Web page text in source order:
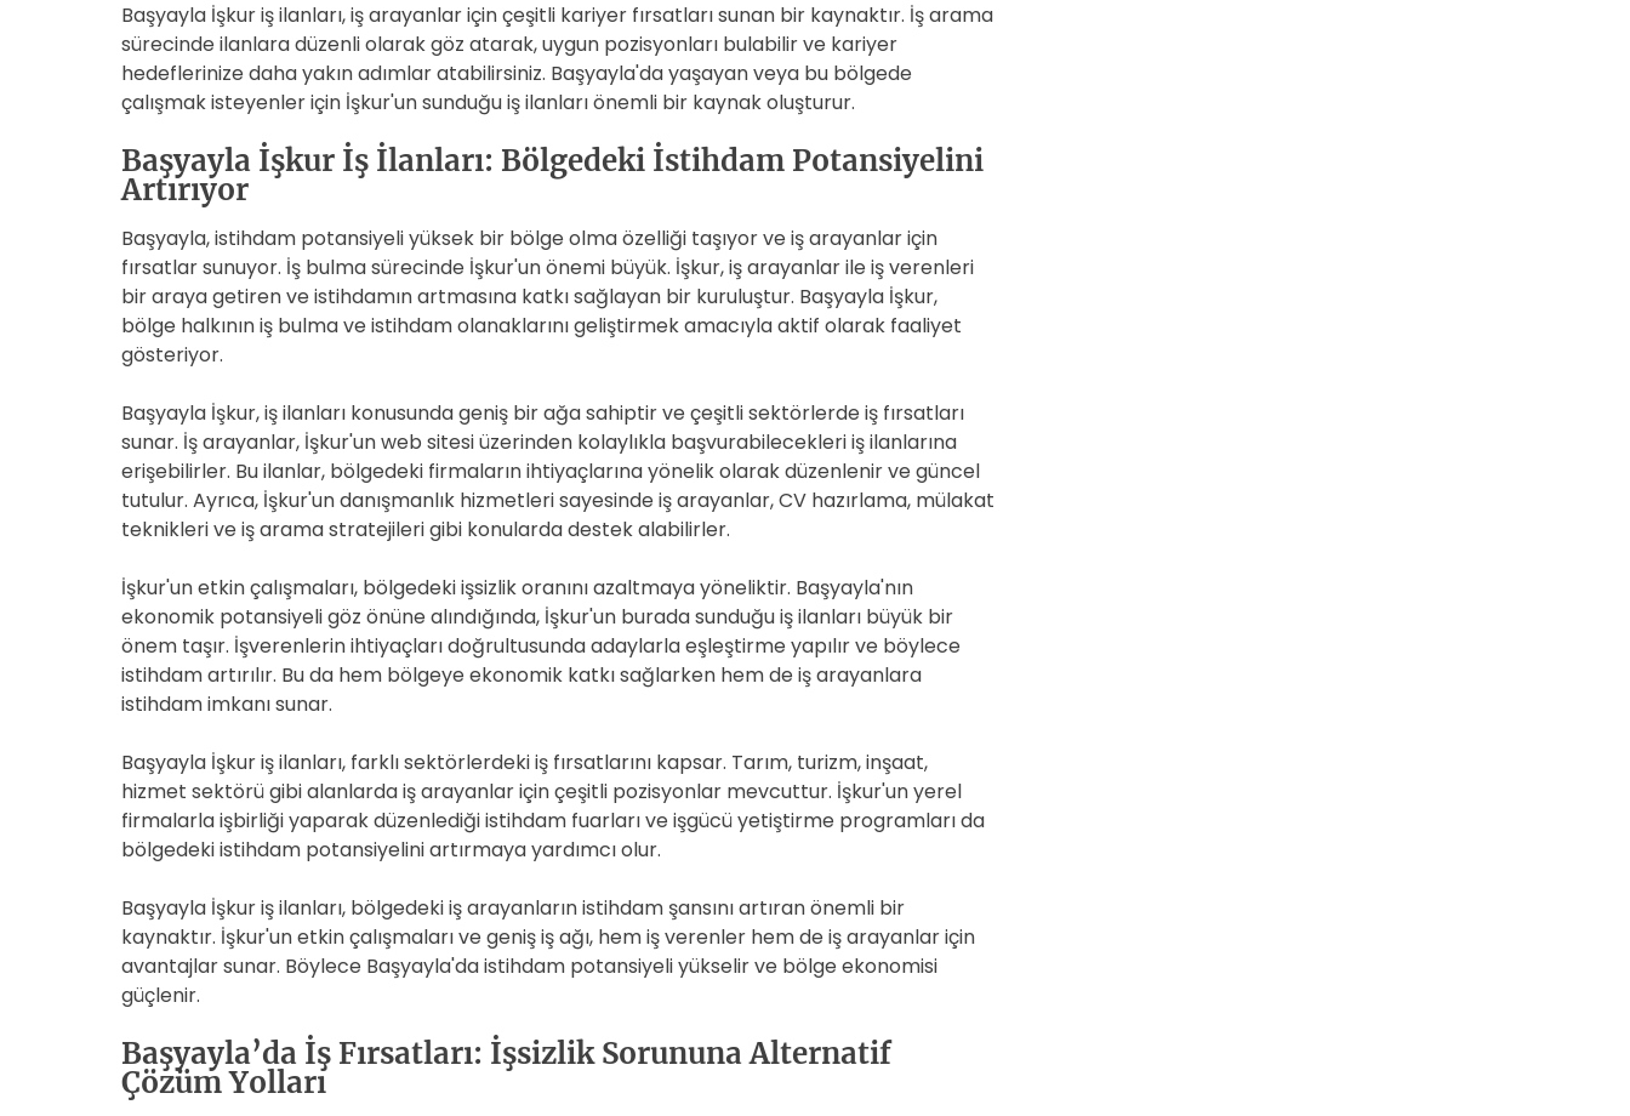
Başyayla İşkur iş ilanları, iş arayanlar için çeşitli kariyer fırsatları sunan bir kaynaktır. İş arama
sürecinde ilanlara düzenli olarak göz atarak, uygun pozisyonları bulabilir ve kariyer
hedeflerinize daha yakın adımlar atabilirsiniz. Başyayla'da yaşayan veya bu bölgede
çalışmak isteyenler için İşkur'un sunduğu iş ilanları önemli bir kaynak oluşturur.
Başyayla İşkur İş İlanları: Bölgedeki İstihdam Potansiyelini
Artırıyor
Başyayla, istihdam potansiyeli yüksek bir bölge olma özelliği taşıyor ve iş arayanlar için
fırsatlar sunuyor. İş bulma sürecinde İşkur'un önemi büyük. İşkur, iş arayanlar ile iş verenleri
bir araya getiren ve istihdamın artmasına katkı sağlayan bir kuruluştur. Başyayla İşkur,
bölge halkının iş bulma ve istihdam olanaklarını geliştirmek amacıyla aktif olarak faaliyet
gösteriyor.
Başyayla İşkur, iş ilanları konusunda geniş bir ağa sahiptir ve çeşitli sektörlerde iş fırsatları
sunar. İş arayanlar, İşkur'un web sitesi üzerinden kolaylıkla başvurabilecekleri iş ilanlarına
erişebilirler. Bu ilanlar, bölgedeki firmaların ihtiyaçlarına yönelik olarak düzenlenir ve güncel
tutulur. Ayrıca, İşkur'un danışmanlık hizmetleri sayesinde iş arayanlar, CV hazırlama, mülakat
teknikleri ve iş arama stratejileri gibi konularda destek alabilirler.
İşkur'un etkin çalışmaları, bölgedeki işsizlik oranını azaltmaya yöneliktir. Başyayla'nın
ekonomik potansiyeli göz önüne alındığında, İşkur'un burada sunduğu iş ilanları büyük bir
önem taşır. İşverenlerin ihtiyaçları doğrultusunda adaylarla eşleştirme yapılır ve böylece
istihdam artırılır. Bu da hem bölgeye ekonomik katkı sağlarken hem de iş arayanlara
istihdam imkanı sunar.
Başyayla İşkur iş ilanları, farklı sektörlerdeki iş fırsatlarını kapsar. Tarım, turizm, inşaat,
hizmet sektörü gibi alanlarda iş arayanlar için çeşitli pozisyonlar mevcuttur. İşkur'un yerel
firmalarla işbirliği yaparak düzenlediği istihdam fuarları ve işgücü yetiştirme programları da
bölgedeki istihdam potansiyelini artırmaya yardımcı olur.
Başyayla İşkur iş ilanları, bölgedeki iş arayanların istihdam şansını artıran önemli bir
kaynaktır. İşkur'un etkin çalışmaları ve geniş iş ağı, hem iş verenler hem de iş arayanlar için
avantajlar sunar. Böylece Başyayla'da istihdam potansiyeli yükselir ve bölge ekonomisi
güçlenir.
Başyayla’da İş Fırsatları: İşsizlik Sorununa Alternatif
Çözüm Yolları